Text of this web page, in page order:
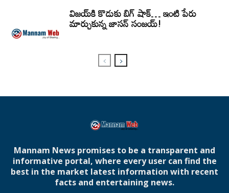
విజయ్‌కి కొడుకు బిగ్ షాక్… ఇంటి పేరు
మార్చుకున్న జాసన్ సంజయ్!
Mannam News promises to be a transparent and
informative portal, where every user can find the
best in the market latest information with recent
facts and entertaining news.